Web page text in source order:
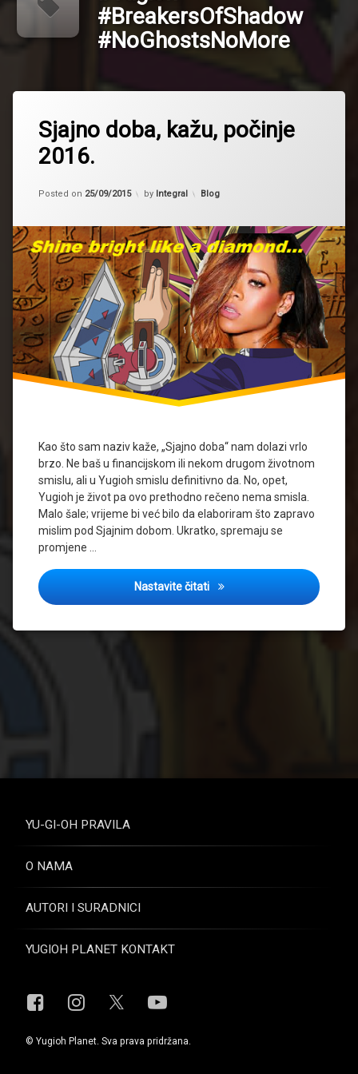
#BreakersOfShadow
#NoGhostsNoMore
Sjajno doba, kažu, počinje
2016.
Posted on 25/09/2015 by Integral Kategorije:
Blog
Kao što sam naziv kaže, „Sjajno doba“ nam dolazi vrlo
brzo. Ne baš u financijskom ili nekom drugom životnom
smislu, ali u Yugioh smislu definitivno da. No, opet,
Yugioh je život pa ovo prethodno rečeno nema smisla.
Malo šale; vrijeme bi već bilo da elaboriram što zapravo
mislim pod Sjajnim dobom. Ukratko, spremaju se
promjene …
Nastavite čitati Sjajno doba, kažu, počinje
#Yugioh
#BreakersOfShadow
#NoGhostsNoMore
YU-GI-OH PRAVILA
O NAMA
AUTORI I SURADNICI
YUGIOH PLANET KONTAKT
FacebookInstagramYouTube
© Yugioh Planet. Sva prava pridržana.